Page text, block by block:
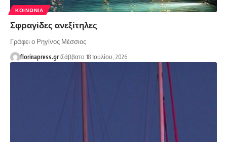
ΚΟΙΝΩΝΊΑ
Σφραγίδες ανεξίτηλες
Γράφει ο Ρηγίνος Μέσσιος
florinapress.gr Σάββατο 18 Ιουλίου, 2026